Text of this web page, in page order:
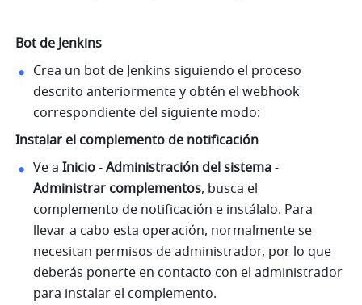
Bot de Jenkins
Crea un bot de Jenkins siguiendo el proceso
descrito anteriormente y obtén el webhook
correspondiente del siguiente modo:
Instalar el complemento de notificación
Ve a Inicio - Administración del sistema
Administrar complementos, busca el
complemento de notificación e instálalo. Para
llevar a cabo esta operación, normalmente se
necesitan permisos de administrador, por lo que
deberás ponerte en contacto con el administrador
para instalar el complemento.